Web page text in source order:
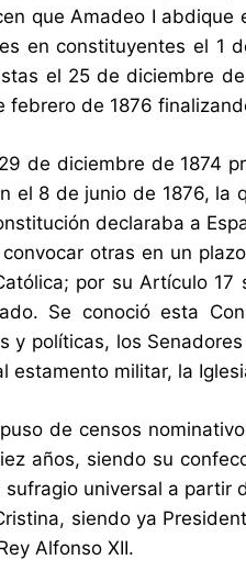
que Amadeo I abdique
en constituyentes el 1
el 25 de diciembre
de 1876
de diciembre de 1874
el 8 de junio de 1876, la
declaraba a
otras en un
por su Artículo 17
Se conoció esta
y políticas, los
estamento militar, la
de censos
años, siendo su
universal a partir
siendo ya
Alfonso XII.